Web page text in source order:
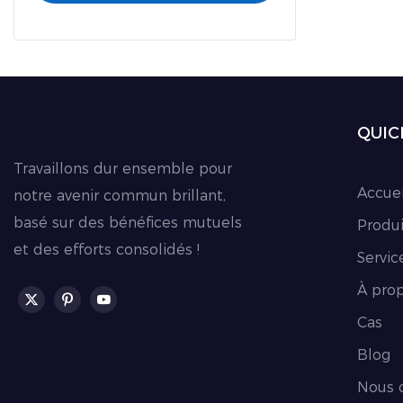
Travaillons dur ensemble pour
notre avenir commun brillant,
basé sur des bénéfices mutuels
et des efforts consolidés !
À
Cas
Blog
Nous